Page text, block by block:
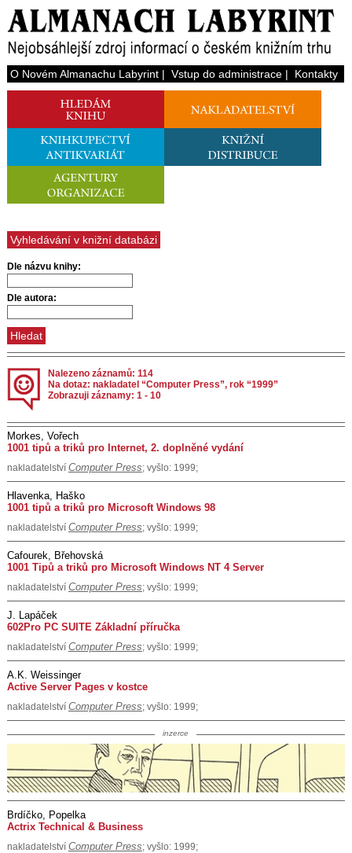
O Novém Almanachu Labyrint| Vstup do administrace| Kontakty
Vyhledávání v knižní databázi
Dle názvu knihy:
Dle autora:
Nalezeno záznamů: 114
Na dotaz: nakladatel “Computer Press”, rok “1999”
Zobrazuji záznamy: 1 - 10
Morkes, Vořech
1001 tipů a triků pro Internet, 2. doplněné vydání
nakladatelství Computer Press; vyšlo: 1999;
Hlavenka, Haško
1001 tipů a triků pro Microsoft Windows 98
nakladatelství Computer Press; vyšlo: 1999;
Cafourek, Břehovská
1001 Tipů a triků pro Microsoft Windows NT 4 Server
nakladatelství Computer Press; vyšlo: 1999;
J. Lapáček
602Pro PC SUITE Základní příručka
nakladatelství Computer Press; vyšlo: 1999;
A.K. Weissinger
Active Server Pages v kostce
nakladatelství Computer Press; vyšlo: 1999;
inzerce
Brdíčko, Popelka
Actrix Technical & Business
nakladatelství Computer Press; vyšlo: 1999;